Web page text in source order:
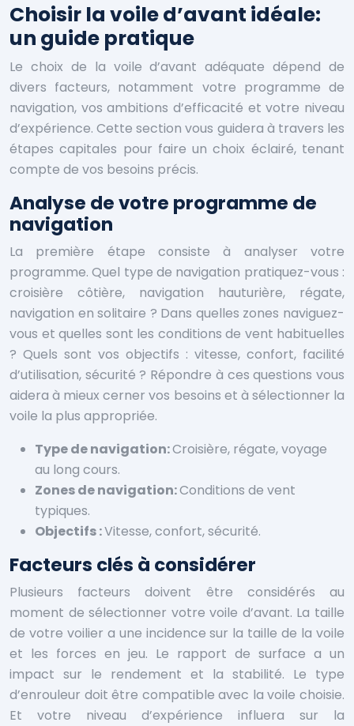
Choisir la voile d’avant idéale:
un guide pratique
Le choix de la voile d’avant adéquate dépend de
divers facteurs, notamment votre programme de
navigation, vos ambitions d’efficacité et votre niveau
d’expérience. Cette section vous guidera à travers les
étapes capitales pour faire un choix éclairé, tenant
compte de vos besoins précis.
Analyse de votre programme de
navigation
La première étape consiste à analyser votre
programme. Quel type de navigation pratiquez-vous :
croisière côtière, navigation hauturière, régate,
navigation en solitaire ? Dans quelles zones naviguez-
vous et quelles sont les conditions de vent habituelles
? Quels sont vos objectifs : vitesse, confort, facilité
d’utilisation, sécurité ? Répondre à ces questions vous
aidera à mieux cerner vos besoins et à sélectionner la
voile la plus appropriée.
Type de navigation:Croisière, régate, voyage
au long cours.
Zones de navigation:Conditions de vent
typiques.
Objectifs :Vitesse, confort, sécurité.
Facteurs clés à considérer
Plusieurs facteurs doivent être considérés au
moment de sélectionner votre voile d’avant. La taille
de votre voilier a une incidence sur la taille de la voile
et les forces en jeu. Le rapport de surface a un
impact sur le rendement et la stabilité. Le type
d’enrouleur doit être compatible avec la voile choisie.
Et votre niveau d’expérience influera sur la